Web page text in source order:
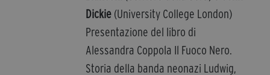
Dickie (University College London)
Presentazione del libro di
Alessandra Coppola Il Fuoco Nero.
Storia della banda neonazi Ludwig,